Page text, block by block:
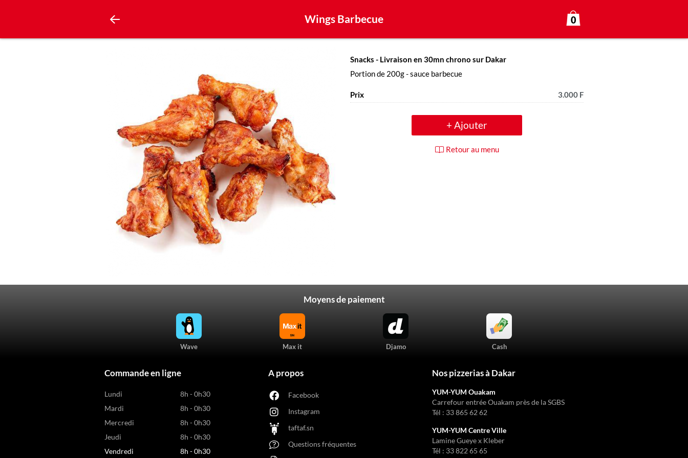
Wings Barbecue 0
Snacks - Livraison en 30mn chrono sur Dakar
Portion de 200g - sauce barbecue
Prix 3.000 F
+ Ajouter
Retour au menu
Moyens de paiement
Wave Max it Djamo Cash
Commande en ligne
Lundi
8h - 0h30
Mardi
8h - 0h30
Mercredi
8h - 0h30
Jeudi
8h - 0h30
Vendredi
8h - 0h30
A propos
Facebook
Instagram
taftaf.sn
Questions fréquentes
Nos pizzerias à Dakar
YUM-YUM Ouakam
Carrefour entrée Ouakam près de la SGBS
Tél : 33 865 62 62
YUM-YUM Centre Ville
Lamine Gueye x Kleber
Tél : 33 822 65 65